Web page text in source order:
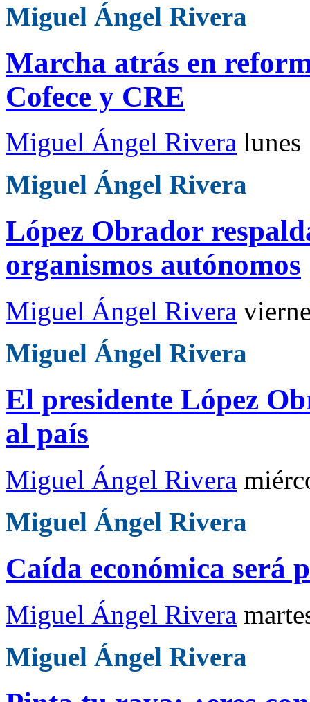
Miguel Ángel Rivera
Marcha atrás en
Cofece y CRE
Miguel Ángel Rivera lunes
Miguel Ángel Rivera
López Obrador
organismos autónomos
Miguel Ángel Rivera
Miguel Ángel Rivera
El presidente López
al país
Miguel Ángel Rivera
Miguel Ángel Rivera
Caída económica será
Miguel Ángel Rivera
Miguel Ángel Rivera